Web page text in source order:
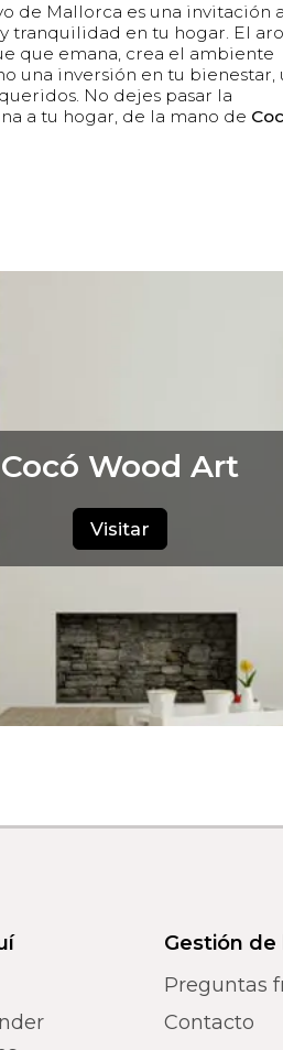
de Mallorca es una invitación a
tranquilidad en tu hogar. El
que emana, crea el ambiente
una inversión en tu bienestar,
No dejes pasar la
a tu hogar, de la mano de
Cocó Wood Art
Visitar
Gestión de
Preguntas
Contacto